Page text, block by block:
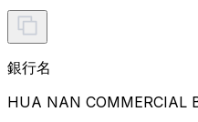
銀行名
HUA NAN COMMERCIAL